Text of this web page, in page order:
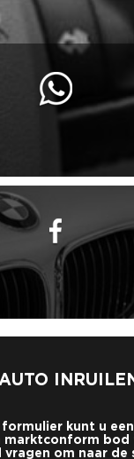
kunt u
marktconform bod
vragen om naar de